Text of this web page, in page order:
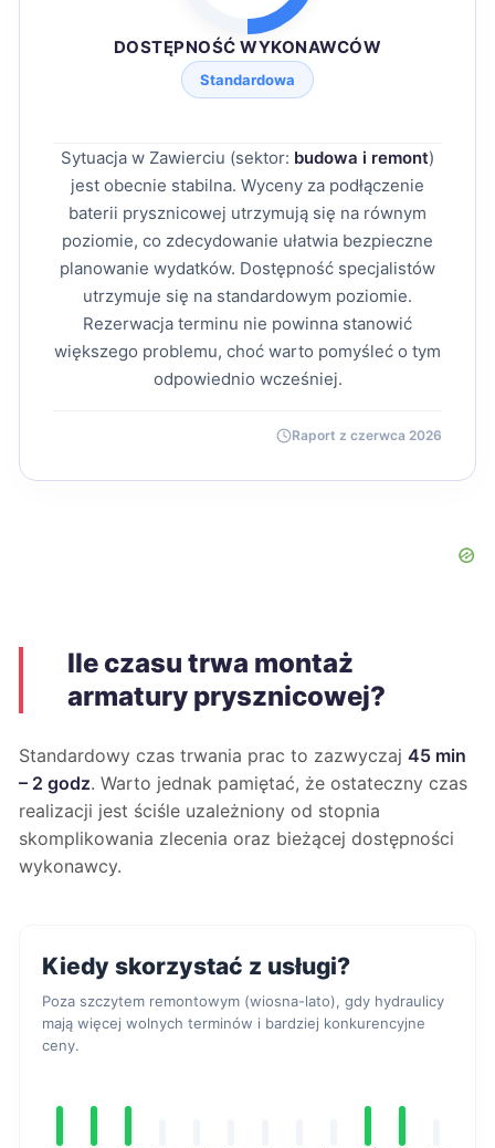
DOSTĘPNOŚĆ WYKONAWCÓW
Standardowa
Sytuacja w Zawierciu (sektor: budowa i remont)
jest obecnie stabilna. Wyceny za podłączenie
baterii prysznicowej utrzymują się na równym
poziomie, co zdecydowanie ułatwia bezpieczne
planowanie wydatków. Dostępność specjalistów
utrzymuje się na standardowym poziomie.
Rezerwacja terminu nie powinna stanowić
większego problemu, choć warto pomyśleć o tym
odpowiednio wcześniej.
Raport z czerwca 2026
Ile czasu trwa montaż
armatury prysznicowej?
Standardowy czas trwania prac to zazwyczaj 45 min
– 2 godz. Warto jednak pamiętać, że ostateczny czas
realizacji jest ściśle uzależniony od stopnia
skomplikowania zlecenia oraz bieżącej dostępności
wykonawcy.
Kiedy skorzystać z usługi?
Poza szczytem remontowym (wiosna-lato), gdy hydraulicy
mają więcej wolnych terminów i bardziej konkurencyjne
ceny.